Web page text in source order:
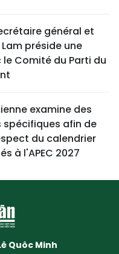
général et
préside une
le Comité du Parti du
examine des
spécifiques afin de
du calendrier
à l'APEC 2027
Quôc Minh